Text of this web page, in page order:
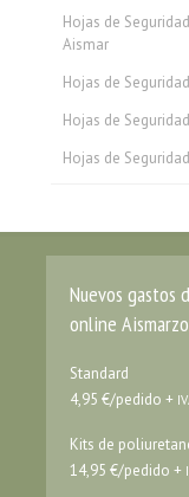
Hojas de
Aismar
Hojas de
Hojas de
Hojas de
Nuevos gastos
online
Standard
4,95 €/pedido +
Kits de
14,95 €/pedido +